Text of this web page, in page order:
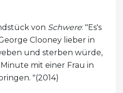
von Schwere: "Es's
Clooney lieber in
und sterben würde,
mit einer Frau in
"(2014)